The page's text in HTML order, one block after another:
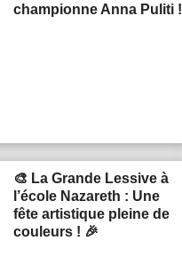
championne Anna Puliti !
🎨 La Grande Lessive à
l’école Nazareth : Une
fête artistique pleine de
couleurs ! 🎉